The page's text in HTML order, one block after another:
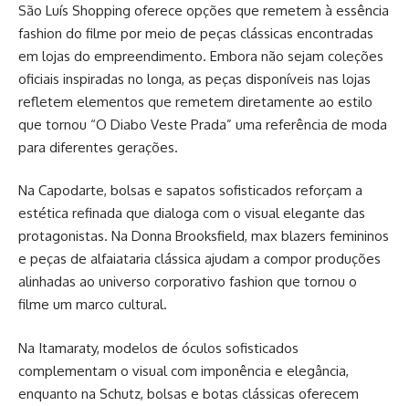
São Luís Shopping oferece opções que remetem à essência
fashion do filme por meio de peças clássicas encontradas
em lojas do empreendimento. Embora não sejam coleções
oficiais inspiradas no longa, as peças disponíveis nas lojas
refletem elementos que remetem diretamente ao estilo
que tornou “O Diabo Veste Prada” uma referência de moda
para diferentes gerações.
Na Capodarte, bolsas e sapatos sofisticados reforçam a
estética refinada que dialoga com o visual elegante das
protagonistas. Na Donna Brooksfield, max blazers femininos
e peças de alfaiataria clássica ajudam a compor produções
alinhadas ao universo corporativo fashion que tornou o
filme um marco cultural.
Na Itamaraty, modelos de óculos sofisticados
complementam o visual com imponência e elegância,
enquanto na Schutz, bolsas e botas clássicas oferecem